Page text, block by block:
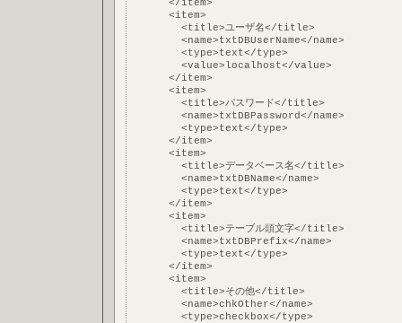
      </item>
      <item>
        <title>ユーザ名</title>
        <name>txtDBUserName</name>
        <type>text</type>
        <value>localhost</value>
      </item>
      <item>
        <title>パスワード</title>
        <name>txtDBPassword</name>
        <type>text</type>
      </item>
      <item>
        <title>データベース名</title>
        <name>txtDBName</name>
        <type>text</type>
      </item>
      <item>
        <title>テーブル頭文字</title>
        <name>txtDBPrefix</name>
        <type>text</type>
      </item>
      <item>
        <title>その他</title>
        <name>chkOther</name>
        <type>checkbox</type>